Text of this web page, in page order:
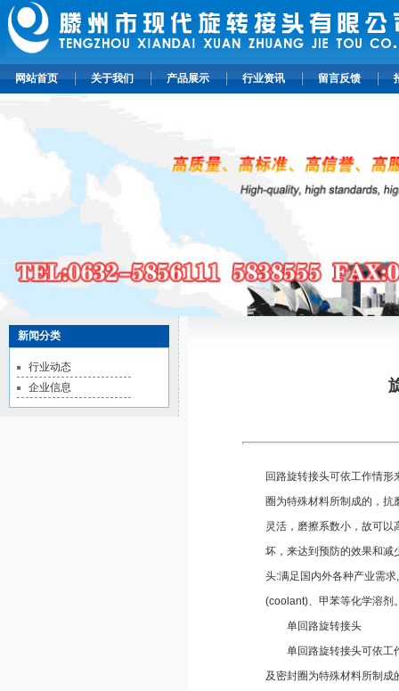
网站首页 关于我们 产品展示 行业资讯 留言反馈
新闻分类
行业动态
企业信息
回路旋转接头可依工作情
圈为特殊材料所制成的，
灵活，磨擦系数小，故可
坏，来达到预防的效果和减
头:满足国内外各种产业需
(coolant)、甲苯等化学溶剂
单回路旋转接头
单回路旋转接头可依工作
及密封圈为特殊材料所制